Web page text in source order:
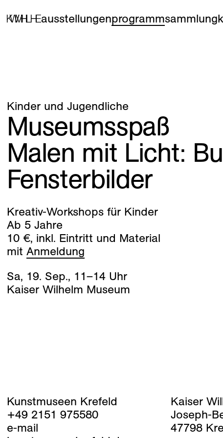
ausstellungenprogrammsammlung
Kinder und Jugendliche
Museumsspaß
Malen mit Licht:
Fensterbilder
Kreativ-Workshops für Kinder
Ab 5 Jahre
10 €, inkl. Eintritt und Material
mit Anmeldung
Sa, 19. Sep., 11–14Uhr
Kaiser Wilhelm Museum
Kunstmuseen Krefeld
+49 2151 975580
e-mail
Kaiser
Joseph-
47798